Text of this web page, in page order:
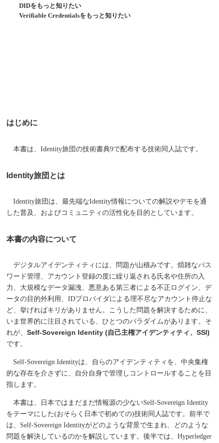
DIDをもっと知りたい
Verifiable Credentialsをもっと知りたい
はじめに
本書は、Identity旅団の技術書典9で配布する技術同人誌です。
Identity旅団とは
Identity旅団は、最先端なIdentity情報についての解説やデモを通
した普及、およびコミュニティの活性化を目的としています。
本書の内容について
デジタルアイデンティティには、問題が山積みです。煩雑なパス
ワード管理、アカウント登録の度に繰り返される氏名や住所の入
力、大規模なデータ漏洩、悪意ある第三者による不正ログイン、デ
ータの目的外利用、IDプロバイダによる理不尽なアカウント停止な
ど、挙げればキリがありません。こうした問題を解決するために、
いま世界的に注目されている、ひとつのパラダイムがあります。そ
れが、 Self-Sovereign Identity (自己主権アイデンティティ、SSI)
です。
Self-Sovereign Identityは、自らのアイデンティティを、中央集権
的な存在を介さずに、自分自身で管理しコントロールすることを目
指します。
本書は、日本ではまだまだ情報源の少ないSelf-Sovereign Identity
をテーマにした(おそらく日本で初めての)技術同人誌です。前半で
は、Self-Sovereign Identityがどのような背景で生まれ、どのような
問題を解決しているのかを解説しています。後半では、Hyperledger